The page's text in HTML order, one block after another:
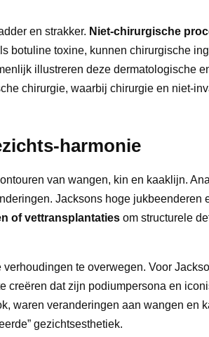
en strakker. Niet-chirurgische
botuline toxine, kunnen chirurgische
illustreren deze dermatologische
chirurgie, waarbij chirurgie en niet-
harmonie
van wangen, kin en kaaklijn.
Jacksons hoge jukbeenderen
of vettransplantaties om structurele
te overwegen. Voor
creëren dat zijn podiumpersona en
waren veranderingen aan wangen en
gezichtsesthetiek.